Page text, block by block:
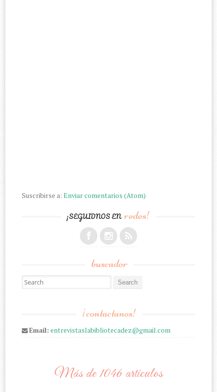
Suscribirse a:Enviar comentarios (Atom)
¡SEGUIDNOS ENredes!
buscador
Search for:
¡contactanos!
Email: entrevistaslabibliotecadez@gmail.com
Más de 1046 artículos